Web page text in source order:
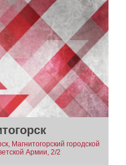
Магнитогорский городской
Армии, 2/2